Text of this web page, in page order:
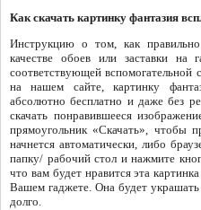
Как скачать картинку фантазия
Инструкцию о том, как
качестве обоев или заставки
соответствующей вспомогательной
на нашем сайте, картинку
абсолютно бесплатно и даже без
скачать понравившееся
прямоугольник «Скачать», чтобы
начнется автоматически, либо
папку/ рабочий стол и нажмите
что вам будет нравится эта
Вашем гаджете. Она будет
долго.